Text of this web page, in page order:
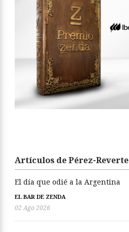
Artículos de Pérez-Reverte
El día que odié a la Argentina
EL BAR DE ZENDA
02 Ago 2026